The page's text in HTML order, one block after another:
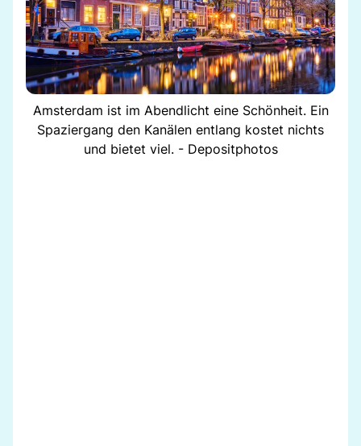
Amsterdam ist im Abendlicht eine Schönheit. Ein
Spaziergang den Kanälen entlang kostet nichts
und bietet viel. - Depositphotos